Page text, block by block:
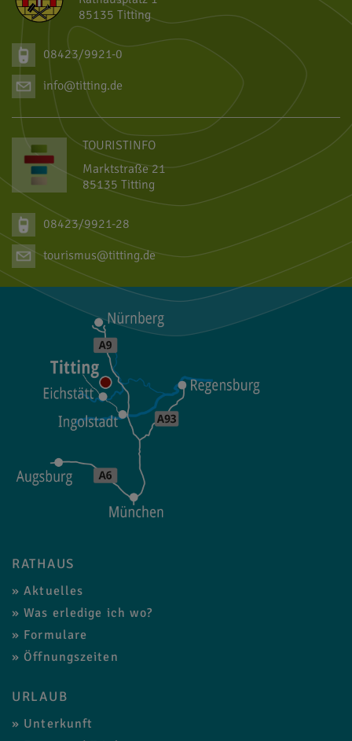
85135 Titting
08423/9921-0
info@titting.de
TOURISTINFO
Marktstraße 21
85135 Titting
08423/9921-28
tourismus@titting.de
RATHAUS
Aktuelles
Was erledige ich wo?
Formulare
Öffnungszeiten
URLAUB
Unterkunft